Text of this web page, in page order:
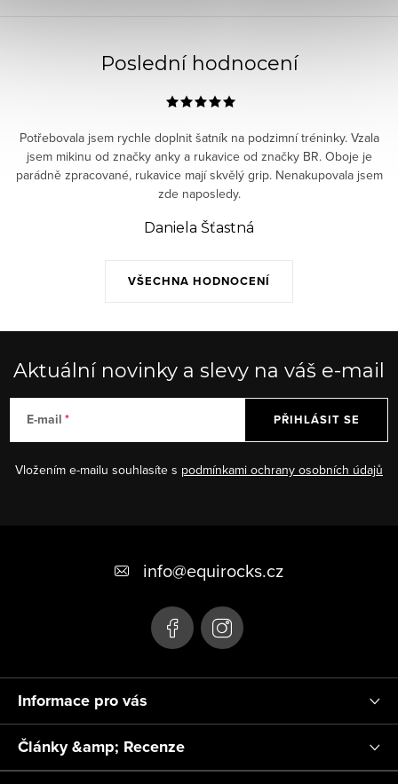
Poslední hodnocení
VŠECHNA HODNOCENÍ
Potřebovala jsem rychle doplnit šatník na podzimní tréninky. Vzala
jsem mikinu od značky anky a rukavice od značky BR. Oboje je
parádně zpracované, rukavice mají skvělý grip. Nenakupovala jsem
zde naposledy.
Daniela Šťastná
Aktuální novinky a slevy na váš e-mail
E-mail
Vložením e-mailu souhlasíte s podmínkami ochrany osobních údajů
PŘIHLÁSIT SE
í
info@equirocks.cz
Informace pro vás
Články &amp; Recenze